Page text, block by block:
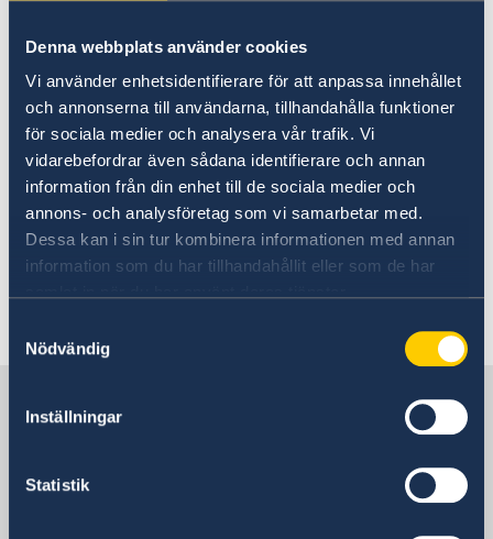
Denna webbplats använder cookies
Vi använder enhetsidentifierare för att anpassa innehållet
och annonserna till användarna, tillhandahålla funktioner
för sociala medier och analysera vår trafik. Vi
vidarebefordrar även sådana identifierare och annan
information från din enhet till de sociala medier och
annons- och analysföretag som vi samarbetar med.
Dessa kan i sin tur kombinera informationen med annan
information som du har tillhandahållit eller som de har
Nödvändig
Inställningar
Statistik
Armenia
Going to Sweden?
Visiting Sweden
Moving to someone in Sweden
Apply for a residence permit
Working in Sweden
Studying in Sweden
Swedish customs regulations
Apply for a residence permit
Armenian citizens can apply for residence
permit at the Embassy of Sweden in Moscow.
The Embassy of Sweden in Yerevan does not
Sweden in Armenia
Sweden's embassy